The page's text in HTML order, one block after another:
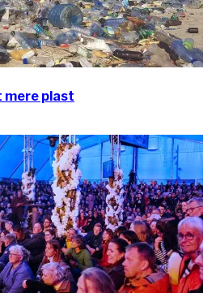
mere plast